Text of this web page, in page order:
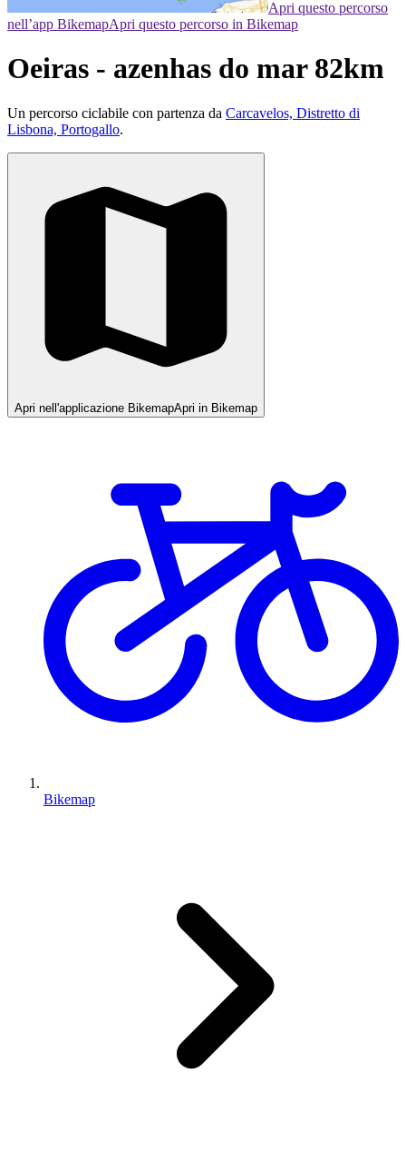
Apri questo percorso
nell’app BikemapApri questo percorso in Bikemap
Oeiras - azenhas do mar 82km
Un percorso ciclabile con partenza da Carcavelos, Distretto di
Lisbona, Portogallo.
Apri nell'applicazione BikemapApri in Bikemap
Bikemap